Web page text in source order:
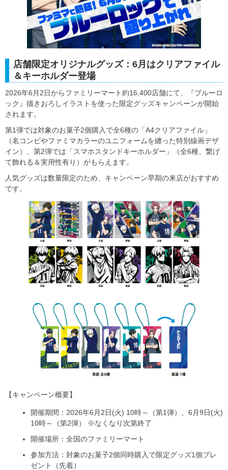
店舗限定オリジナルグッズ：6月はクリアファイル
＆キーホルダー登場
2026年6月2日からファミリーマート約16,400店舗にて、『ブルーロ
ック』描きおろしイラストを使った限定グッズキャンペーンが開始
されます。
第1弾では対象のお菓子2個購入で全6種の「A4クリアファイル」
（名コンビやファミマカラーのユニフォームを纏った特別線画デザ
イン）、第2弾では「スマホスタンドキーホルダー」（全6種、繋げ
て飾れる＆実用性有り）がもらえます。
人気グッズは数量限定のため、キャンペーン早期の来店がおすすめ
です。
【キャンペーン概要】
開催期間：2026年6月2日(火) 10時～（第1弾）、6月9日(火)
10時～（第2弾） ※なくなり次第終了
開催場所：全国のファミリーマート
参加方法：対象のお菓子2個同時購入で限定グッズ1個プレ
ゼント（先着）